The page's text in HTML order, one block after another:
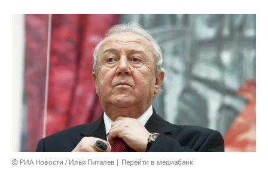
© РИА Новости / Илья Питалев Перейти в медиабанк